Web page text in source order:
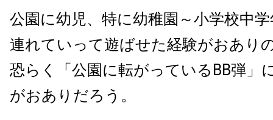
公園に幼児、特に幼稚園～小学校中
連れていって遊ばせた経験がおあり
恐らく「公園に転がっているBB弾」
がおありだろう。